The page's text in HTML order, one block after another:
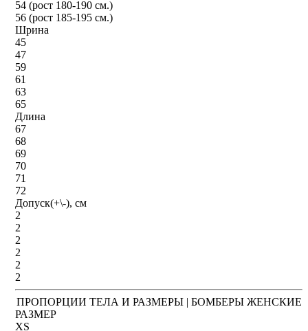
54 (рост 180-190 см.)
56 (рост 185-195 см.)
Шрина
45
47
59
61
63
65
Длина
67
68
69
70
71
72
Допуск(+\-), см
2
2
2
2
2
2
ПРОПОРЦИИ ТЕЛА И РАЗМЕРЫ | БОМБЕРЫ ЖЕНСКИЕ
РАЗМЕР
XS